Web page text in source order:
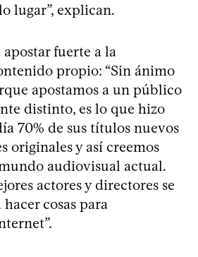
lugar”, explican.
fuerte a la
propio: “Sin ánimo
apostamos a un público
distinto, es lo que hizo
70% de sus títulos nuevos
originales y así creemos
audiovisual actual.
actores y directores se
cosas para